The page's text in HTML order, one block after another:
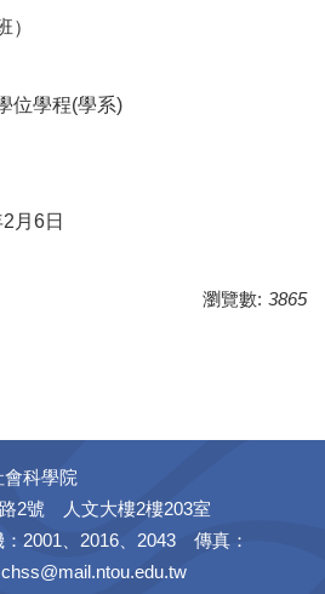
）
位學程(學系)
月6日
瀏覽數: 3865
科學院
2號 人文大樓2樓203室
：2001、2016、2043 傳真：